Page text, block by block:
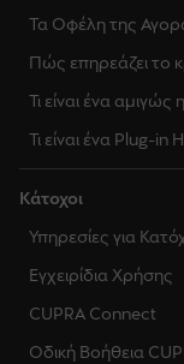
Τα Οφέλη της
Πώς επηρεάζει το
Τι είναι ένα
Τι είναι ένα Plug-in
Κάτοχοι
Υπηρεσίες για
Εγχειρίδια Χρήσης
CUPRA Connect
Οδική Βοήθεια